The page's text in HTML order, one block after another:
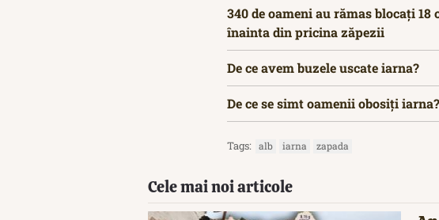
340 de oameni au rămas blocați
înainta din pricina zăpezii
De ce avem buzele uscate iarna?
De ce se simt oamenii obosiți iarna?
Tags: alb iarna zapada
Cele mai noi articole